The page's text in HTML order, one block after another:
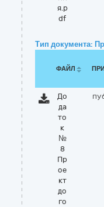
я.p
df
Тип документа:
ФАЙЛ
До
да
то
к
№
8
Пр
ое
кт
до
го